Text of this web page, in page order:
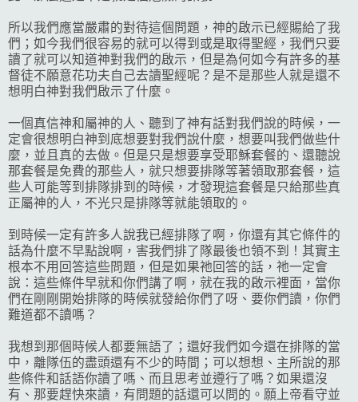
所以我們應當嚴肅的對待這個問題，神的啟示已經賜給了我
們；如今我們很容易的就可以得到或是取得聖經，我們只要
讀了就可以知道神對我們的啟示，但是為何如今有許多的基
督徒不願意花功夫自己去讀聖經呢？是不是那些人就是還不
想明白神對我們啟示了什麼。
一個真信神和屬神的人、聽到了神有話對我們說的時候，一
定會很想明白神到底想要對我們說什麼，想要叫我們做些什
麼，並且真的去做。但是只是想要享受耶穌套餐的、還聽說
那套餐是免費的那些人，就只想要排隊等著領取那套餐，這
些人可能等到排隊排到的時候，才發現這套餐是只給那些真
正屬神的人，不光只是排隊等就能領取的。
到時候一定有許多人說我已經排隊了啊，你還有其它條件的
話為什麼不早點說啊，害我們排了隊最後也領不到！其實主
根本不用回答這些問題，但是如果祂回答的話，祂一定會
說：這些條件早就和你們講了啊，就在我的啟示裡面，當你
們在剛剛開始排隊的時候就發給你們了呀、要你們讀，你們
難道都不讀嗎？
我想到那個時候人都要無語了；還好我們如今還在排隊的當
中，離隊伍的盡頭還有不少的時間；可以想想、主所說的那
些條件和話語你讀了嗎、而且思考並遵行了嗎？如果還沒
有、那要趕快來讀，有問題的話還可以問的。願上帝看守並